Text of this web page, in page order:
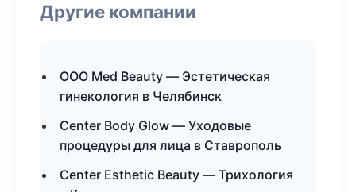
Другие компании
ООО Med Beauty — Эстетическая
гинекология в Челябинск
Center Body Glow — Уходовые
процедуры для лица в Ставрополь
Center Esthetic Beauty — Трихология